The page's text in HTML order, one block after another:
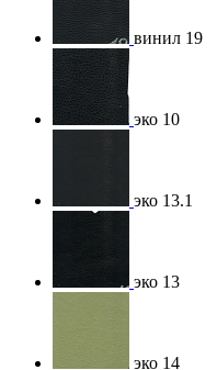
винил 19
эко 10
эко 13.1
эко 13
эко 14